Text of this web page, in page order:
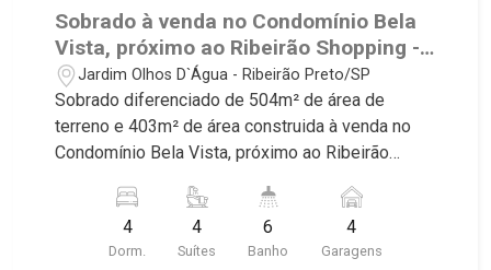
Sobrado à venda no Condomínio Bela
Vista, próximo ao Ribeirão Shopping -
Ribeirão Preto/SP.
Jardim Olhos D`Água - Ribeirão Preto/SP
Sobrado diferenciado de 504m² de área de
terreno e 403m² de área construida à venda no
Condomínio Bela Vista, próximo ao Ribeirão
Preto/SP. Conheça as características deste
imóvel que a Martinelli Imobiliária selecionou
para você: - 504m² de área de terreno e 403m²
4
Dorm.
4
Suítes
6
Banho
4
Garagens